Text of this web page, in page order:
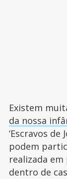
Existem
da nossa
‘Escravos de
podem
realizada
dentro de